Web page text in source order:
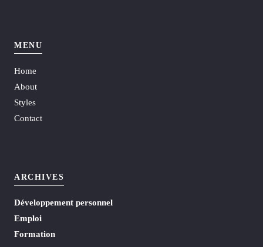
MENU
Home
About
Styles
Contact
ARCHIVES
Développement personnel
Emploi
Formation